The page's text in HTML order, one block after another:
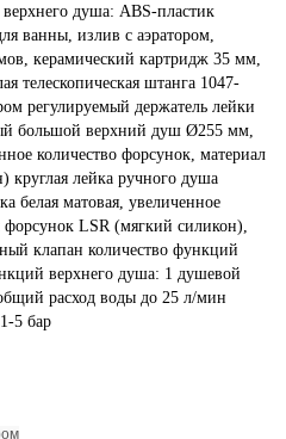
душа: ABS-пластик
ванны, излив с аэратором,
керамический картридж 35 мм,
телескопическая штанга 1047-
регулируемый держатель лейки
большой верхний душ Ø255 мм,
количество форсунок, материал
круглая лейка ручного душа
белая матовая, увеличенное
LSR (мягкий силикон),
клапан количество функций
верхнего душа: 1 душевой
расход воды до 25 л/мин
5 бар